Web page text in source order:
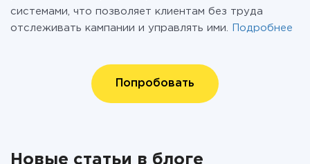
системами, что позволяет клиентам без труда
отслеживать кампании и управлять ими.
Подробнее
Попробовать
Новые статьи в блоге